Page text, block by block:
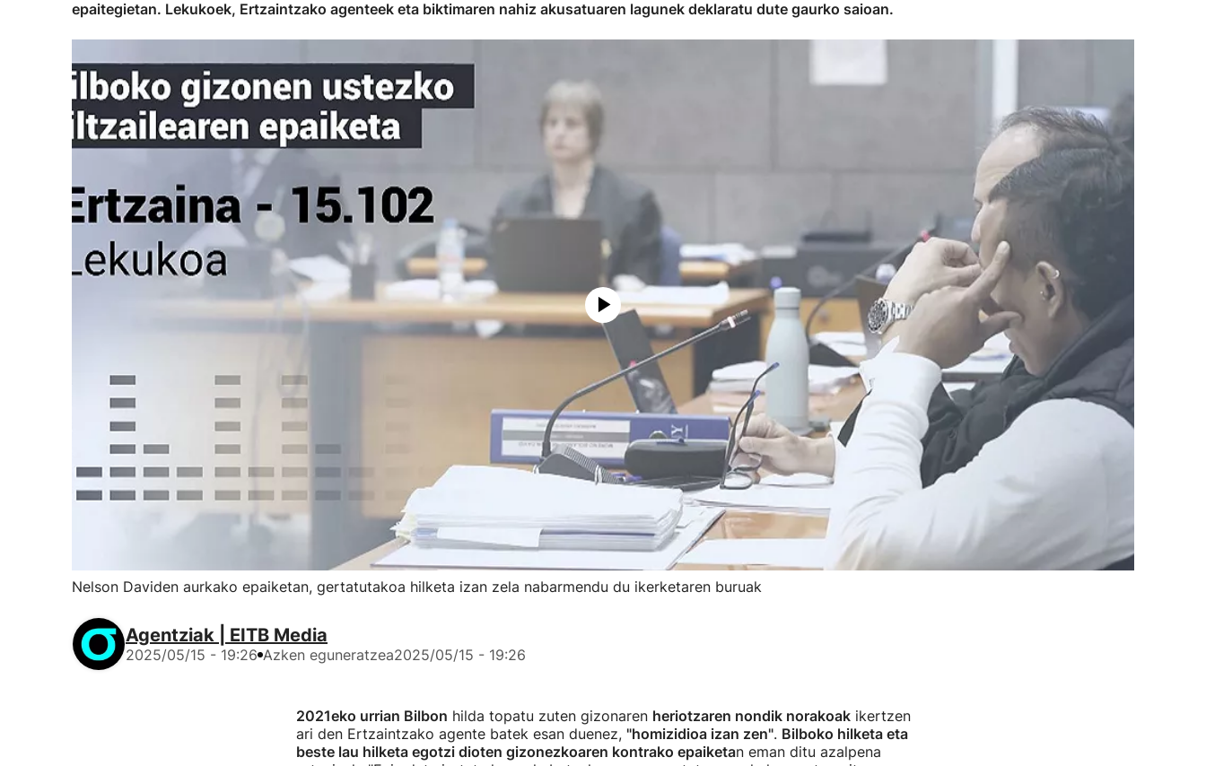
epaitegietan. Lekukoek, Ertzaintzako agenteek eta biktimaren nahiz akusatuaren lagunek deklaratu dute gaurko saioan.
Nelson Daviden aurkako epaiketan, gertatutakoa hilketa izan zela nabarmendu du ikerketaren buruak
Agentziak | EITB Media
2025/05/15 - 19:26 Azken eguneratzea2025/05/15 - 19:26
2021eko urrian Bilbon hilda topatu zuten gizonaren heriotzaren nondik norakoakikertzen
ari den Ertzaintzako agente batek esan duenez, "homizidioa izan zen". Bilboko hilketa eta
beste lau hilketa egotzi dioten gizonezkoaren kontrako epaiketan eman ditu azalpena